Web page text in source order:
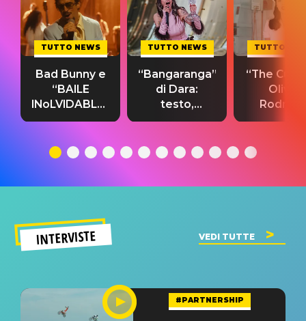
TUTTO NEWS
Bad Bunny e
“BAILE
INoLVIDABLE”:
testo,
significato
TUTTO NEWS
“Bangaranga”
di Dara:
testo,
traduzione e
del singolo
TUTTO
“The
Olivia
testo,
INTERVISTE VEDI TUTTE
#PARTNERSHIP